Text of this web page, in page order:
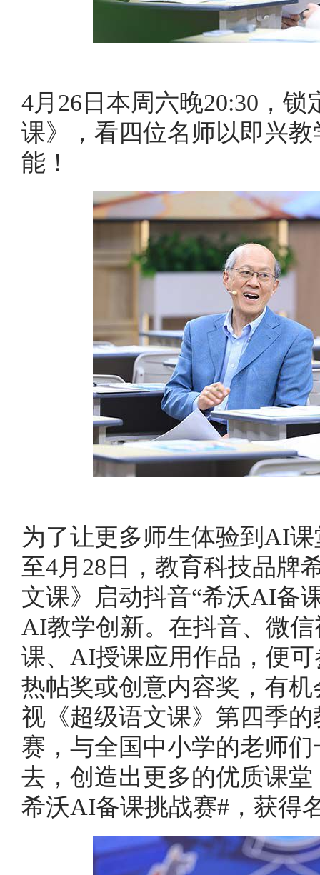
4月26日本周六晚20:30，
课》，看四位名师以即兴
能！
为了让更多师生体验到AI
至4月28日，教育科技品牌
文课》启动抖音“希沃AI备
AI教学创新。在抖音、微
课、AI授课应用作品，便
热帖奖或创意内容奖，有
视《超级语文课》第四季
赛，与全国中小学的老师
去，创造出更多的优质课
希沃AI备课挑战赛#，获得